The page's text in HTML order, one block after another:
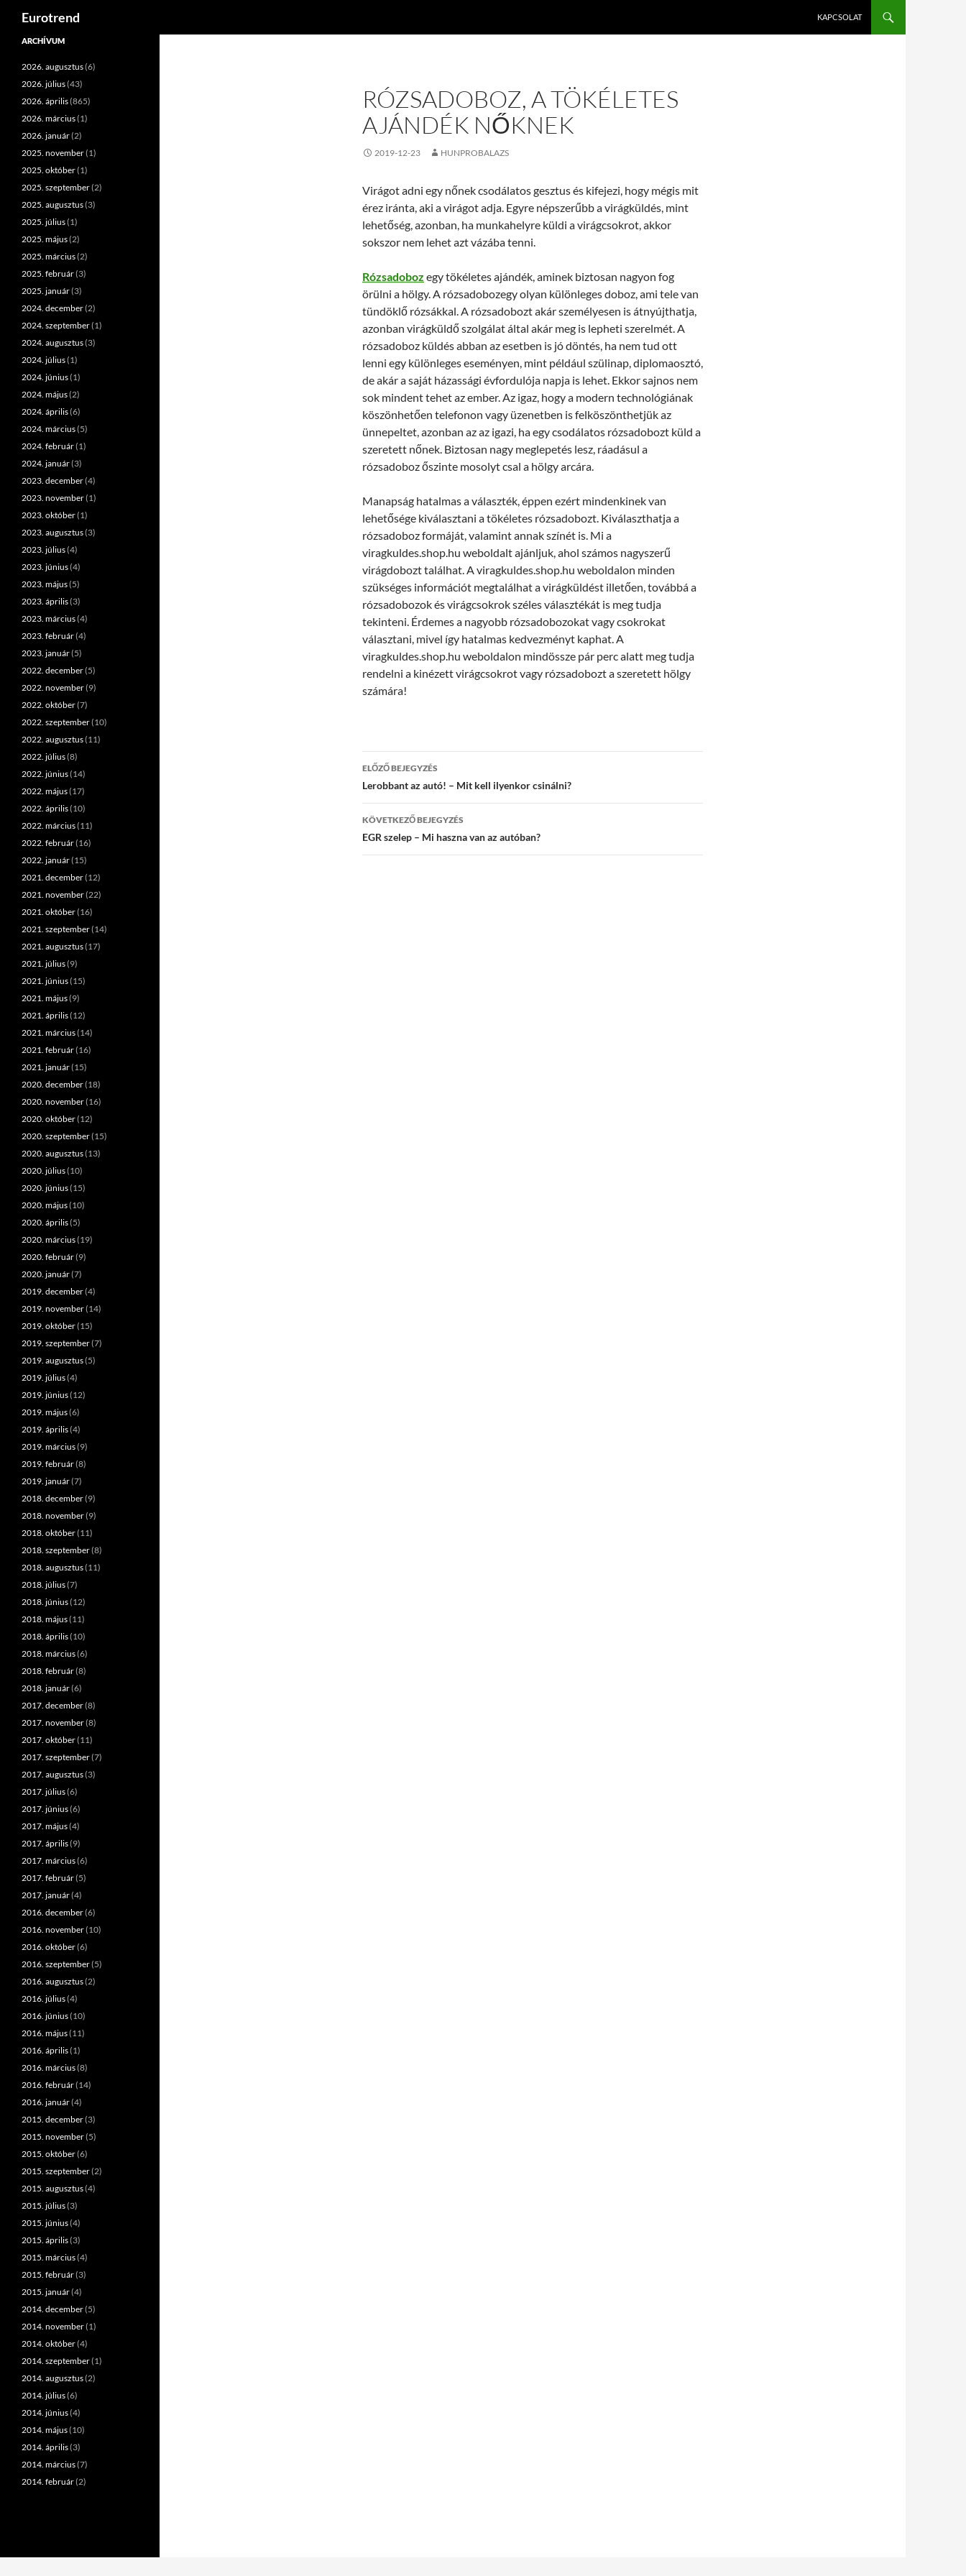
Kilépés
Eurotrend KAPCSOLAT
RÓZSADOBOZ, A TÖKÉLETES
AJÁNDÉK NŐKNEK
2019-12-23 HUNPROBALAZS
Virágot adni egy nőnek csodálatos gesztus és kifejezi, hogy mégis mit
érez iránta, aki a virágot adja. Egyre népszerűbb a virágküldés, mint
lehetőség, azonban, ha munkahelyre küldi a virágcsokrot, akkor
sokszor nem lehet azt vázába tenni.
Rózsadoboz egy tökéletes ajándék, aminek biztosan nagyon fog
örülni a hölgy. A rózsadobozegy olyan különleges doboz, ami tele van
tündöklő rózsákkal. A rózsadobozt akár személyesen is átnyújthatja,
azonban virágküldő szolgálat által akár meg is lepheti szerelmét. A
rózsadoboz küldés abban az esetben is jó döntés, ha nem tud ott
lenni egy különleges eseményen, mint például szülinap, diplomaosztó,
de akár a saját házassági évfordulója napja is lehet. Ekkor sajnos nem
sok mindent tehet az ember. Az igaz, hogy a modern technológiának
köszönhetően telefonon vagy üzenetben is felköszönthetjük az
ünnepeltet, azonban az az igazi, ha egy csodálatos rózsadobozt küld a
szeretett nőnek. Biztosan nagy meglepetés lesz, ráadásul a
rózsadoboz őszinte mosolyt csal a hölgy arcára.
Manapság hatalmas a választék, éppen ezért mindenkinek van
lehetősége kiválasztani a tökéletes rózsadobozt. Kiválaszthatja a
rózsadoboz formáját, valamint annak színét is. Mi a
viragkuldes.shop.hu weboldalt ajánljuk, ahol számos nagyszerű
virágdobozt találhat. A viragkuldes.shop.hu weboldalon minden
szükséges információt megtalálhat a virágküldést illetően, továbbá a
rózsadobozok és virágcsokrok széles választékát is meg tudja
tekinteni. Érdemes a nagyobb rózsadobozokat vagy csokrokat
választani, mivel így hatalmas kedvezményt kaphat. A
viragkuldes.shop.hu weboldalon mindössze pár perc alatt meg tudja
rendelni a kinézett virágcsokrot vagy rózsadobozt a szeretett hölgy
számára!
Bejegyzés
navigáció
ELŐZŐ BEJEGYZÉS
Lerobbant az autó! – Mit kell ilyenkor csinálni?
KÖVETKEZŐ BEJEGYZÉS
EGR szelep – Mi haszna van az autóban?
ARCHÍVUM
2026. augusztus(6)
2026. július(43)
2026. április(865)
2026. március(1)
2026. január(2)
2025. november(1)
2025. október(1)
2025. szeptember(2)
2025. augusztus(3)
2025. július(1)
2025. május(2)
2025. március(2)
2025. február(3)
2025. január(3)
2024. december(2)
2024. szeptember(1)
2024. augusztus(3)
2024. július(1)
2024. június(1)
2024. május(2)
2024. április(6)
2024. március(5)
2024. február(1)
2024. január(3)
2023. december(4)
2023. november(1)
2023. október(1)
2023. augusztus(3)
2023. július(4)
2023. június(4)
2023. május(5)
2023. április(3)
2023. március(4)
2023. február(4)
2023. január(5)
2022. december(5)
2022. november(9)
2022. október(7)
2022. szeptember(10)
2022. augusztus(11)
2022. július(8)
2022. június(14)
2022. május(17)
2022. április(10)
2022. március(11)
2022. február(16)
2022. január(15)
2021. december(12)
2021. november(22)
2021. október(16)
2021. szeptember(14)
2021. augusztus(17)
2021. július(9)
2021. június(15)
2021. május(9)
2021. április(12)
2021. március(14)
2021. február(16)
2021. január(15)
2020. december(18)
2020. november(16)
2020. október(12)
2020. szeptember(15)
2020. augusztus(13)
2020. július(10)
2020. június(15)
2020. május(10)
2020. április(5)
2020. március(19)
2020. február(9)
2020. január(7)
2019. december(4)
2019. november(14)
2019. október(15)
2019. szeptember(7)
2019. augusztus(5)
2019. július(4)
2019. június(12)
2019. május(6)
2019. április(4)
2019. március(9)
2019. február(8)
2019. január(7)
2018. december(9)
2018. november(9)
2018. október(11)
2018. szeptember(8)
2018. augusztus(11)
2018. július(7)
2018. június(12)
2018. május(11)
2018. április(10)
2018. március(6)
2018. február(8)
2018. január(6)
2017. december(8)
2017. november(8)
2017. október(11)
2017. szeptember(7)
2017. augusztus(3)
2017. július(6)
2017. június(6)
2017. május(4)
2017. április(9)
2017. március(6)
2017. február(5)
2017. január(4)
2016. december(6)
2016. november(10)
2016. október(6)
2016. szeptember(5)
2016. augusztus(2)
2016. július(4)
2016. június(10)
2016. május(11)
2016. április(1)
2016. március(8)
2016. február(14)
2016. január(4)
2015. december(3)
2015. november(5)
2015. október(6)
2015. szeptember(2)
2015. augusztus(4)
2015. július(3)
2015. június(4)
2015. április(3)
2015. március(4)
2015. február(3)
2015. január(4)
2014. december(5)
2014. november(1)
2014. október(4)
2014. szeptember(1)
2014. augusztus(2)
2014. július(6)
2014. június(4)
2014. május(10)
2014. április(3)
2014. március(7)
2014. február(2)